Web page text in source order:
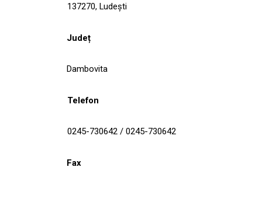
137270, Ludeşti
Județ
Dambovita
Telefon
0245-730642 / 0245-730642
Fax